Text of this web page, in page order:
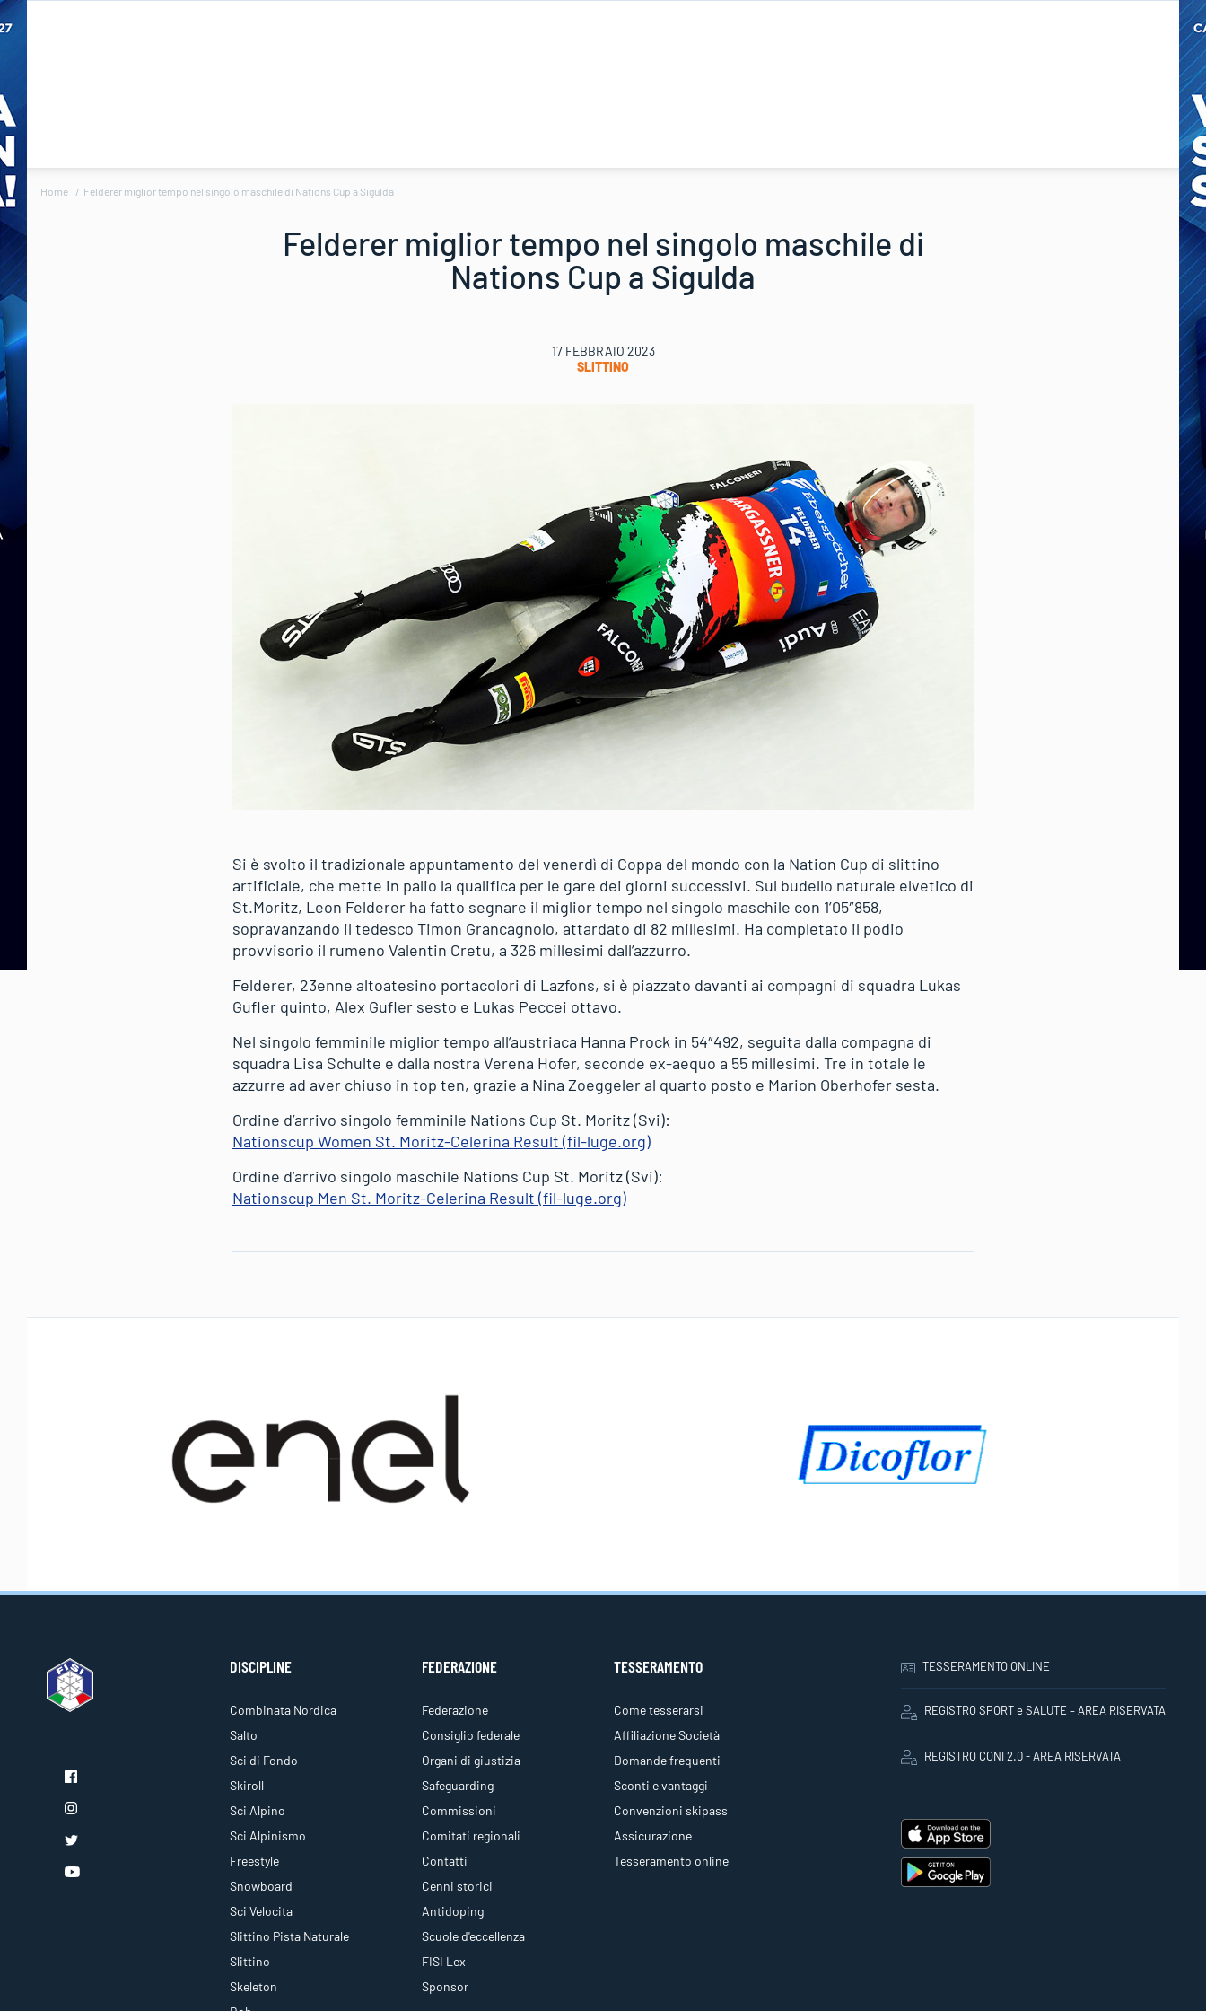
Home Felderer miglior tempo nel singolo maschile di Nations Cup a Sigulda
Felderer miglior tempo nel singolo maschile di
Nations Cup a Sigulda
17 FEBBRAIO 2023
SLITTINO
Si è svolto il tradizionale appuntamento del venerdì di Coppa del mondo con la Nation Cup di slittino
artificiale, che mette in palio la qualifica per le gare dei giorni successivi. Sul budello naturale elvetico di
St.Moritz, Leon Felderer ha fatto segnare il miglior tempo nel singolo maschile con 1’05″858,
sopravanzando il tedesco Timon Grancagnolo, attardato di 82 millesimi. Ha completato il podio
provvisorio il rumeno Valentin Cretu, a 326 millesimi dall’azzurro.
Felderer, 23enne altoatesino portacolori di Lazfons, si è piazzato davanti ai compagni di squadra Lukas
Gufler quinto, Alex Gufler sesto e Lukas Peccei ottavo.
Nel singolo femminile miglior tempo all’austriaca Hanna Prock in 54″492, seguita dalla compagna di
squadra Lisa Schulte e dalla nostra Verena Hofer, seconde ex-aequo a 55 millesimi. Tre in totale le
azzurre ad aver chiuso in top ten, grazie a Nina Zoeggeler al quarto posto e Marion Oberhofer sesta.
Ordine d’arrivo singolo femminile Nations Cup St. Moritz (Svi):
Nationscup Women St. Moritz-Celerina Result (fil-luge.org)
Ordine d’arrivo singolo maschile Nations Cup St. Moritz (Svi):
Nationscup Men St. Moritz-Celerina Result (fil-luge.org)
DISCIPLINE
Combinata Nordica
Salto
Sci di Fondo
Skiroll
Sci Alpino
Sci Alpinismo
Freestyle
Snowboard
Sci Velocita
Slittino Pista Naturale
Slittino
Skeleton
FEDERAZIONE
Federazione
Consiglio federale
Organi di giustizia
Safeguarding
Commissioni
Comitati regionali
Contatti
Cenni storici
Antidoping
Scuole d'eccellenza
FISI Lex
Sponsor
TESSERAMENTO
Come tesserarsi
Affiliazione Società
Domande frequenti
Sconti e vantaggi
Convenzioni skipass
Assicurazione
Tesseramento online
TESSERAMENTO ONLINE
REGISTRO SPORT e SALUTE – AREA RISERVATA
REGISTRO CONI 2.0 - AREA RISERVATA